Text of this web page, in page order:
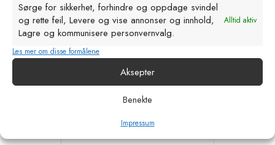
Sørge for sikkerhet, forhindre og oppdage svindel
og rette feil, Levere og vise annonser og innhold,
Lagre og kommunisere personvernvalg.
Alltid aktiv
Les mer om disse formålene
Aksepter
Benekte
Impressum